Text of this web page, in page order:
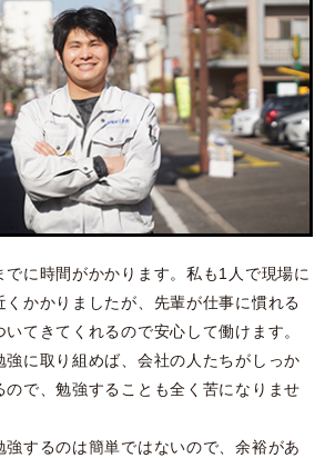
でに時間がかかります。私も1人で現場に
くかかりましたが、先輩が仕事に慣れる
てきてくれるので安心して働けます。
強に取り組めば、会社の人たちがしっか
ので、勉強することも全く苦になりませ
強するのは簡単ではないので、余裕があ